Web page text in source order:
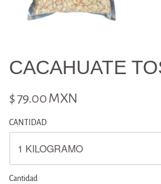
CACAHUATE
$ 79.00 MXN
CANTIDAD
Cantidad